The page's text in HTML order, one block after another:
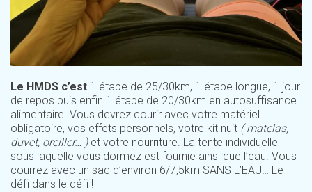
Le HMDS c’est 1 étape de 25/30km, 1 étape longue, 1 jour
de repos puis enfin 1 étape de 20/30km en autosuffisance
alimentaire. Vous devrez courir avec votre matériel
obligatoire, vos effets personnels, votre kit nuit ( matelas,
duvet, oreiller… )et votre nourriture. La tente individuelle
sous laquelle vous dormez est fournie ainsi que l’eau. Vous
courrez avec un sac d’environ 6/7,5km SANS L’EAU… Le
défi dans le défi !